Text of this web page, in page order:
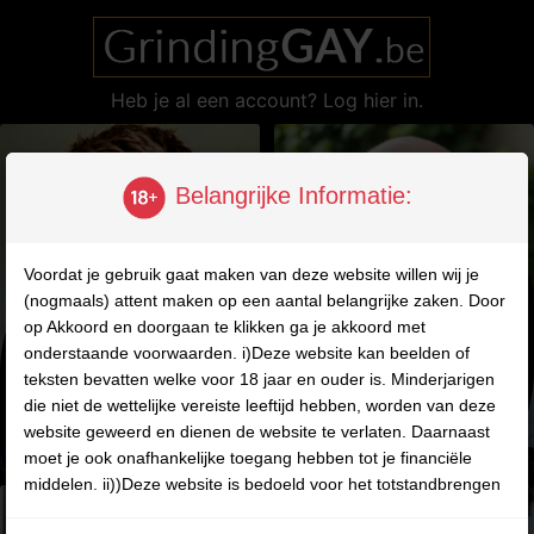
Heb je al een account? Log hier in.
of
Waar ben je naar op zoek?
Jongere
Oudere
Belangrijke Informatie:
Voordat je gebruik gaat maken van deze website willen wij je
(nogmaals) attent maken op een aantal belangrijke zaken. Door
op Akkoord en doorgaan te klikken ga je akkoord met
onderstaande voorwaarden. i)Deze website kan beelden of
teksten bevatten welke voor 18 jaar en ouder is. Minderjarigen
die niet de wettelijke vereiste leeftijd hebben, worden van deze
website geweerd en dienen de website te verlaten. Daarnaast
moet je ook onafhankelijke toegang hebben tot je financiële
middelen. ii))Deze website is bedoeld voor het totstandbrengen